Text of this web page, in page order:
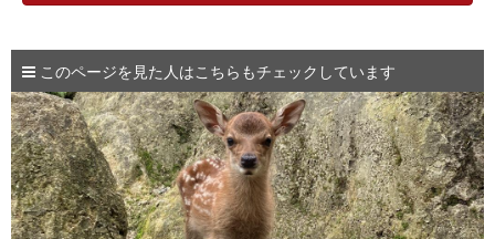
このページを見た人はこちらもチェックしています